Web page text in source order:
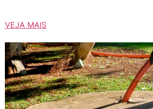
VEJA MAIS